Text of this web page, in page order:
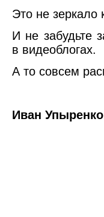
Это не зеркало
И не забудьте
в видеоблогах.
А то совсем
Иван Упыренко